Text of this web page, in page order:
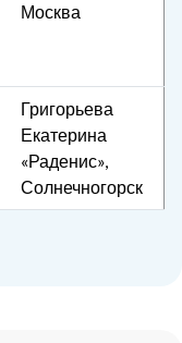
Москва
Григорьева
Екатерина
«Раденис»,
Солнечногорск